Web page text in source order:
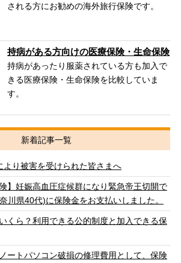
される方にお勧めの海外旅行保険です。
持病がある方向けの医療保険・生命保険
持病があったり服薬されている方も加入で
きる医療保険・生命保険を比較していま
す。
新着記事一覧
より被害を受けられた皆さまへ
】妊娠高血圧症候群になり緊急帝王切開で
川県40代)に保険金をお支払いしました。
くら？利用できる公的制度と加入できる保
ートパソコン破損の修理費用として、保険